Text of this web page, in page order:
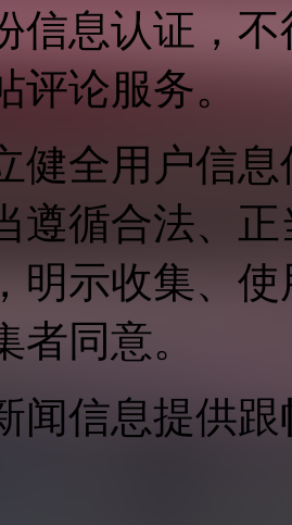
信息认证，
评论服务。
健全用户信
遵循合法、
明示收集、
者同意。
闻信息提供